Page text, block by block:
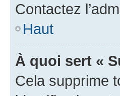
Contactez
Haut
À quoi sert «
Cela supprime